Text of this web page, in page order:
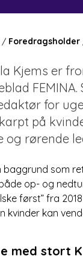
/ Foredragsholder
Kjems er
for
på
rørende
baggrund som
op- og
først” fra
kvinder kan
med stort K